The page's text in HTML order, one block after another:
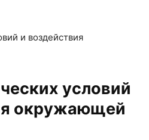
и воздействия
условий
окружающей